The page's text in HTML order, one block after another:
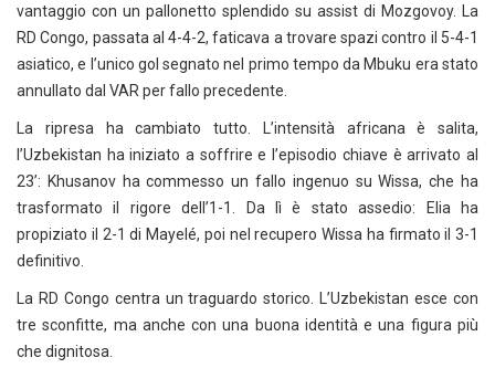
vantaggio con un pallonetto splendido su assist di Mozgovoy. La
RD Congo, passata al 4-4-2, faticava a trovare spazi contro il 5-4-1
asiatico, e l’unico gol segnato nel primo tempo da Mbuku era stato
annullato dal VAR per fallo precedente.
La ripresa ha cambiato tutto. L’intensità africana è salita,
l’Uzbekistan ha iniziato a soffrire e l’episodio chiave è arrivato al
23’: Khusanov ha commesso un fallo ingenuo su Wissa, che ha
trasformato il rigore dell’1-1. Da lì è stato assedio: Elia ha
propiziato il 2-1 di Mayelé, poi nel recupero Wissa ha firmato il 3-1
definitivo.
La RD Congo centra un traguardo storico. L’Uzbekistan esce con
tre sconfitte, ma anche con una buona identità e una figura più
che dignitosa.